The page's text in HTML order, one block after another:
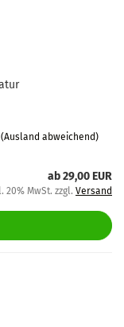
(Ausland abweichend)
ab 29,00 EUR
20% MwSt. zzgl. Versand